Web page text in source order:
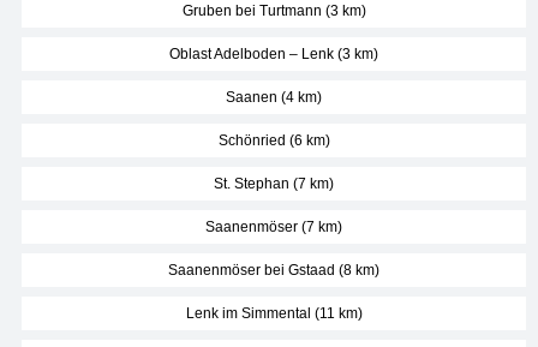
Gruben bei Turtmann (3 km)
Oblast Adelboden – Lenk (3 km)
Saanen (4 km)
Schönried (6 km)
St. Stephan (7 km)
Saanenmöser (7 km)
Saanenmöser bei Gstaad (8 km)
Lenk im Simmental (11 km)